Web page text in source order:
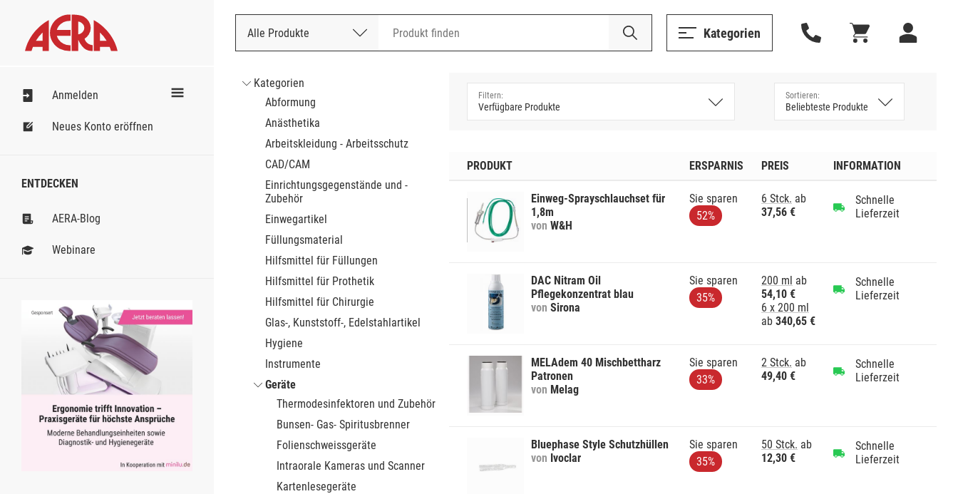
Alle Produkte
Nach Bestellnummer Kategorien
Anmelden
Neues Konto eröffnen
ENTDECKEN
AERA-Blog
Webinare
Gesponsert
Kategorien
Abformung
Anästhetika
Arbeitskleidung - Arbeitsschutz
CAD/CAM
Einrichtungsgegenstände und -
Zubehör
Einwegartikel
Füllungsmaterial
Hilfsmittel für Füllungen
Hilfsmittel für Prothetik
Hilfsmittel für Chirurgie
Glas-, Kunststoff-, Edelstahlartikel
Hygiene
Instrumente
Geräte
Thermodesinfektoren und Zubehör
Bunsen- Gas- Spiritusbrenner
Folienschweissgeräte
Intraorale Kameras und Scanner
Kartenlesegeräte
PRODUKT ERSPARNIS PREIS INFORMATION
Einweg-Sprayschlauchset für
1,8m
von W&H
Sie sparen
52%
6 Stck. ab
37,56 €
Schnelle
Lieferzeit
DAC Nitram Oil
Pflegekonzentrat blau
von Sirona
Sie sparen
35%
200 ml ab
54,10 €
6 x 200 ml
ab 340,65 €
Schnelle
Lieferzeit
MELAdem 40 Mischbettharz
Patronen
von Melag
Sie sparen
33%
2 Stck. ab
49,40 €
Schnelle
Lieferzeit
Bluephase Style Schutzhüllen
von Ivoclar
Sie sparen
35%
50 Stck. ab
12,30 €
Schnelle
Lieferzeit